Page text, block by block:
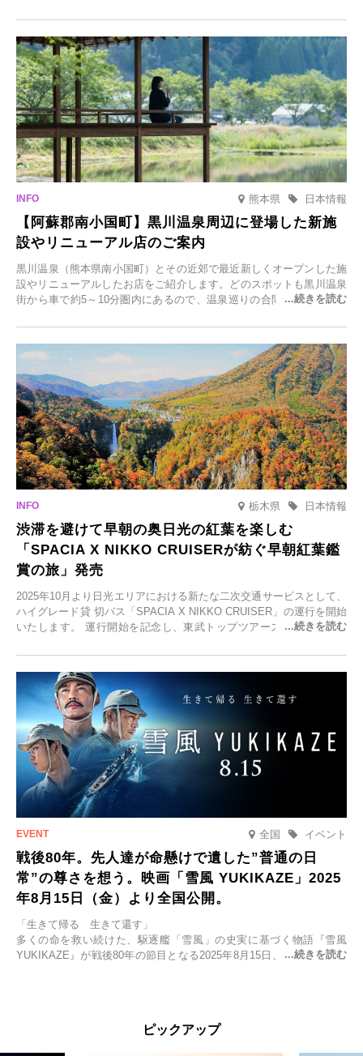
日(月)～2026年2月28日(土)の期間、「冬に咲くさくらライトアップ」
を開催します。
熊本県 日本情報
【阿蘇郡南小国町】黒川温泉周辺に登場した新施
設やリニューアル店のご案内
黒川温泉（熊本県南小国町）とその近郊で最近新しくオープンした施
設やリニューアルしたお店をご紹介します。どのスポットも黒川温泉
街から車で約5～10分圏内にあるので、温泉巡りの合間に気軽に立ち
元食材にこだわったレストランなど、多彩な魅力が満載です。黒川温
泉の新たな楽しみとしてチェックしてみてください。
栃木県 日本情報
渋滞を避けて早朝の奥日光の紅葉を楽しむ
「SPACIA X NIKKO CRUISERが紡ぐ早朝紅葉鑑
賞の旅」発売
2025年10月より日光エリアにおける新たな二次交通サービスとして、
ハイグレード貸 切バス「SPACIA X NIKKO CRUISER」の運行を開始
いたします。 運行開始を記念し、東武トップツアーズ株式会社では
2025年9月12日(金)より発売いたします。
全国 イベント
戦後80年。先人達が命懸けで遺した”普通の日
常”の尊さを想う。映画「雪風 YUKIKAZE」2025
年8月15日（金）より全国公開。
「生きて帰る 生きて還す」
多くの命を救い続けた、駆逐艦「雪風」の史実に基づく物語『雪風
YUKIKAZE』が戦後80年の節目となる2025年8月15日、全国公開され
くの仲間の命を救い帰還させ、戦後まで生き抜き「幸運艦」と呼ばれ
ピックアップ